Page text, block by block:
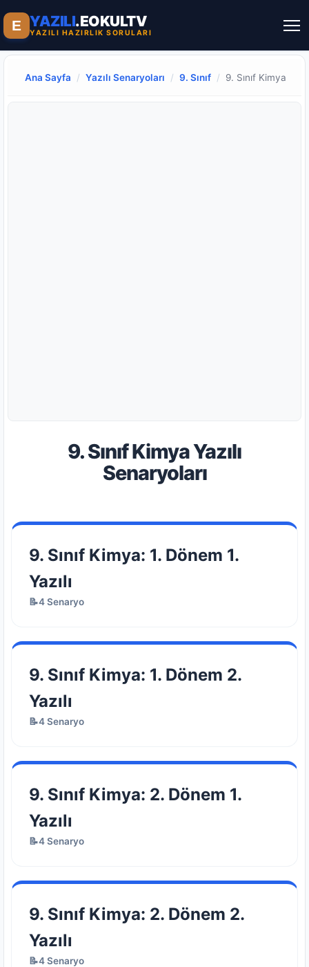
E YAZILI.EOKULTV
YAZILI HAZIRLIK SORULARI
Ana Sayfa / Yazılı Senaryoları / 9. Sınıf / 9. Sınıf Kimya
9. Sınıf Kimya Yazılı
Senaryoları
9. Sınıf Kimya: 1. Dönem 1.
Yazılı
📝4 Senaryo
9. Sınıf Kimya: 1. Dönem 2.
Yazılı
📝4 Senaryo
9. Sınıf Kimya: 2. Dönem 1.
Yazılı
📝4 Senaryo
9. Sınıf Kimya: 2. Dönem 2.
Yazılı
📝4 Senaryo